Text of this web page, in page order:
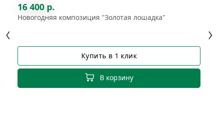
16 400 р.
Новогодняя композиция "Золотая лошадка"
Купить в 1 клик
В корзину